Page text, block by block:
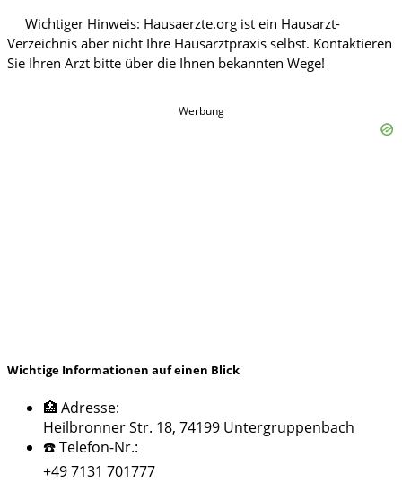
Werbung
Wichtige Informationen auf einen Blick
🏥 Adresse:
Heilbronner Str. 18, 74199 Untergruppenbach
☎️ Telefon-Nr.:
+49 7131 701777